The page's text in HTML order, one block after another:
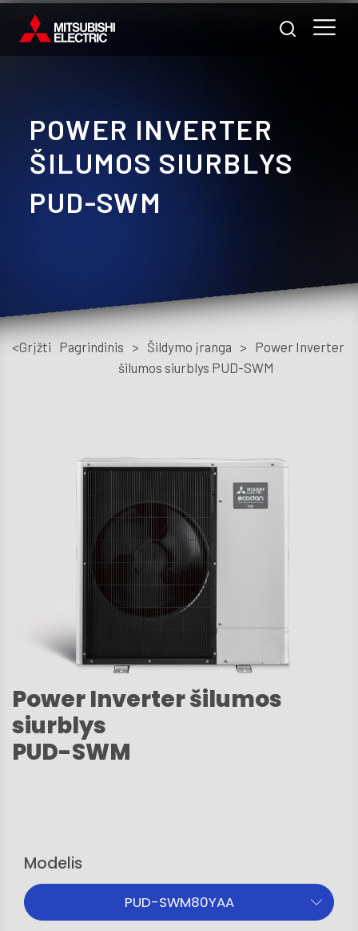
POWER INVERTER
ŠILUMOS SIURBLYS
PUD-SWM
<Grįžti Pagrindinis > Šildymo įranga > Power Inverter
šilumos siurblys PUD-SWM
Power Inverter šilumos
siurblys
PUD-SWM
Modelis
PUD-SWM80YAA